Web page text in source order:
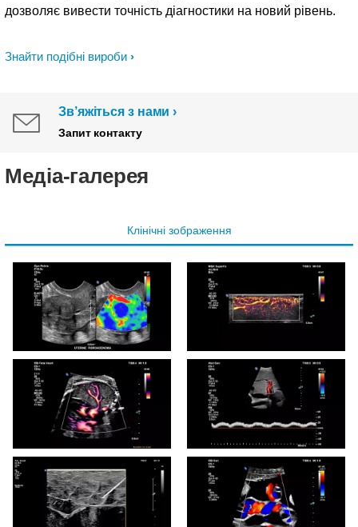
Знайти подібні вироби
дозволяє вивести точність діагностики на новий рівень.
Зв’яжіться з нами
Запит контакту
Медіа-галерея
Клінічні зображення
Еластографія на основі
деформації тканини
демонструє підвищену
жорсткість
внутрішньоматкової
фіброаденоми